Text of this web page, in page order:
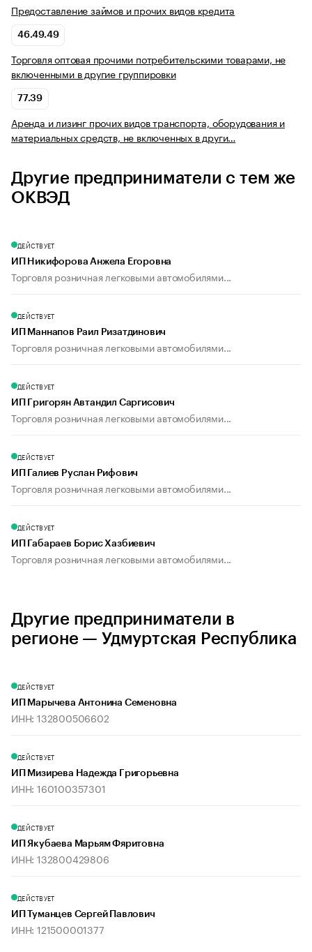
Предоставление займов и прочих видов кредита
46.49.49
Торговля оптовая прочими потребительскими товарами, не
включенными в другие группировки
77.39
Аренда и лизинг прочих видов транспорта, оборудования и
материальных средств, не включенных в други…
Другие предприниматели с тем же
ОКВЭД
ДЕЙСТВУЕТ
ИП Никифорова Анжела Егоровна
Торговля розничная легковыми автомобилями...
ДЕЙСТВУЕТ
ИП Маннапов Раил Ризатдинович
Торговля розничная легковыми автомобилями...
ДЕЙСТВУЕТ
ИП Григорян Автандил Саргисович
Торговля розничная легковыми автомобилями...
ДЕЙСТВУЕТ
ИП Галиев Руслан Рифович
Торговля розничная легковыми автомобилями...
ДЕЙСТВУЕТ
ИП Габараев Борис Хазбиевич
Торговля розничная легковыми автомобилями...
Другие предприниматели в
регионе — Удмуртская Республика
ДЕЙСТВУЕТ
ИП Марычева Антонина Семеновна
ИНН: 132800506602
ДЕЙСТВУЕТ
ИП Мизирева Надежда Григорьевна
ИНН: 160100357301
ДЕЙСТВУЕТ
ИП Якубаева Марьям Фяритовна
ИНН: 132800429806
ДЕЙСТВУЕТ
ИП Туманцев Сергей Павлович
ИНН: 121500001377